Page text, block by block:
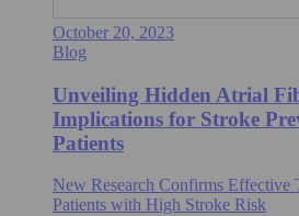
October 20, 2023
Blog
Unveiling Hidden Atrial
Implications for Stroke
Patients
New Research Confirms Effective
Patients with High Stroke Risk